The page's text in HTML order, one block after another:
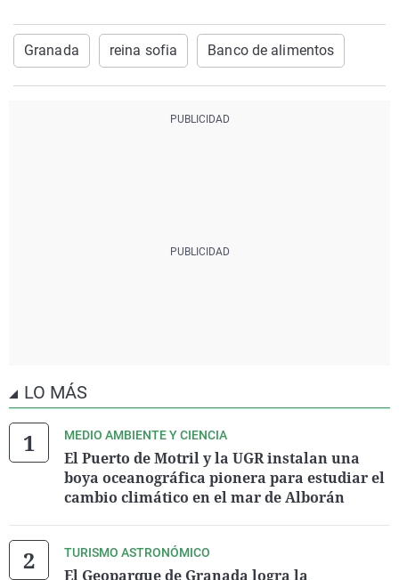
Granada reina sofia Banco de alimentos
LO MÁS
MEDIO AMBIENTE Y CIENCIA
El Puerto de Motril y la UGR instalan una
boya oceanográfica pionera para estudiar el
cambio climático en el mar de Alborán
TURISMO ASTRONÓMICO
El Geoparque de Granada logra la